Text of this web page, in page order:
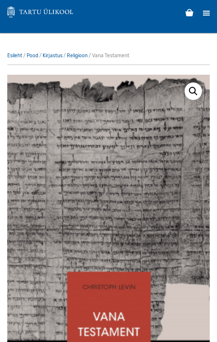
Esileht/ Pood / Kirjastus/ Religioon/ Vana Testament